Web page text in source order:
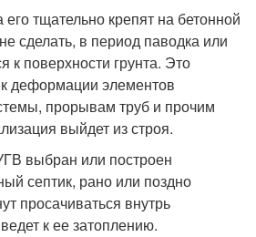
тщательно крепят на бетонной
сделать, в период паводка или
к поверхности грунта. Это
деформации элементов
прорывам труб и прочим
выйдет из строя.
выбран или построен
септик, рано или поздно
просачиваться внутрь
к ее затоплению.